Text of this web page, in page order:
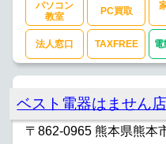
パソコン
教室
PC買取
法人窓口 TAXFREE 電
ベスト電器はません店
〒862-0965 熊本県熊本